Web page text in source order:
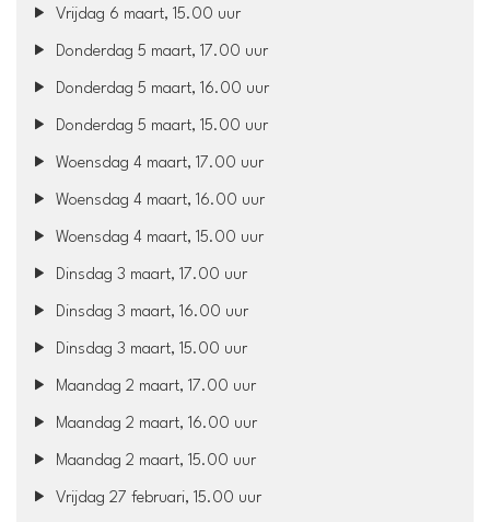
Vrijdag 6 maart, 15.00 uur
Donderdag 5 maart, 17.00 uur
Donderdag 5 maart, 16.00 uur
Donderdag 5 maart, 15.00 uur
Woensdag 4 maart, 17.00 uur
Woensdag 4 maart, 16.00 uur
Woensdag 4 maart, 15.00 uur
Dinsdag 3 maart, 17.00 uur
Dinsdag 3 maart, 16.00 uur
Dinsdag 3 maart, 15.00 uur
Maandag 2 maart, 17.00 uur
Maandag 2 maart, 16.00 uur
Maandag 2 maart, 15.00 uur
Vrijdag 27 februari, 15.00 uur